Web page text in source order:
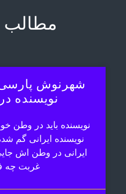
مطالب
شهرنوش
نویسنده
نویسنده باید در وطن
نویسنده ایرانی گم
ایرانی در وطن اش
غربت چه